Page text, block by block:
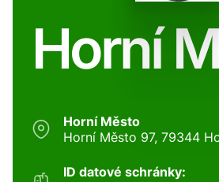
Horní
Horní Město
Horní Město 97, 79344
ID datové schránky: